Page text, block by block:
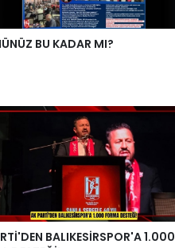
BU KADAR MI?
BALIKESİRSPOR'A 1.000